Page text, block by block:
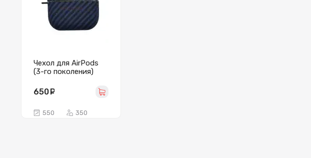
Чехол для AirPods
(3-го поколения)
650
550 350